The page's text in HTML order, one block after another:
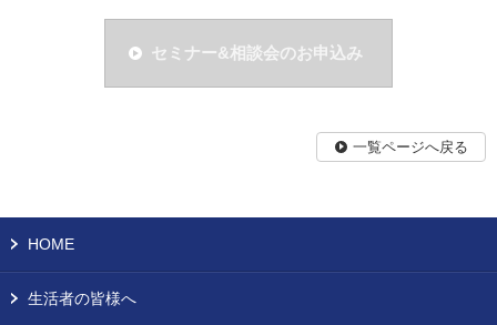
セミナー&相談会のお申込み
一覧ページへ戻る
HOME
生活者の皆様へ